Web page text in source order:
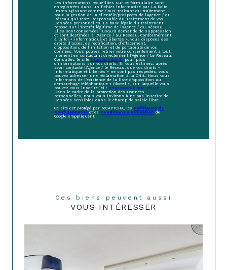
Les informations recueillies sur ce formulaire sont
enregistrées dans un fichier informatisé par La Boite
Immo agissant comme Sous-traitant du traitement
pour la gestion de la clientèle/prospects de l'Agence / du
Réseau qui reste Responsable du Traitement de vos
Données personnelles. La base légale du traitement
repose sur l'intérêt légitime de l'Agence / du Réseau.
Elles sont conservées jusqu'à demande de suppression
et sont destinées à l'Agence / au Réseau. Conformément
à la loi « informatique et libertés », vous disposez des
droits d’accès, de rectification, d’effacement,
d’opposition, de limitation et de portabilité de vos
données. Vous pouvez retirer votre consentement à tout
moment en contactant directement l’Agence / Le Réseau.
Consultez le site https://cnil.fr/fr pour plus
d’informations sur vos droits. Si vous estimez, après
avoir contacté l'Agence / le Réseau, que vos droits «
Informatique et Libertés » ne sont pas respectés, vous
pouvez adresser une réclamation à la CNIL. Nous vous
informons de l’existence de la liste d'opposition au
démarchage téléphonique « Bloctel », sur laquelle vous
pouvez vous inscrire ici : https://www.bloctel.gouv.fr.
Dans le cadre de la protection des Données
personnelles, nous vous invitons à ne pas inscrire de
Données sensibles dans le champ de saisie libre.
Ce site est protégé par reCAPTCHA, lesPolitiques de
Confidentialité et esConditions d'utilisation de
Google s'appliquent.
Ces biens peuvent aussi
VOUS INTÉRESSER